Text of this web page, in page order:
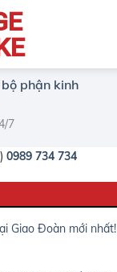
phận kinh
7
0989 734 734
Giao Đoàn mới nhất!